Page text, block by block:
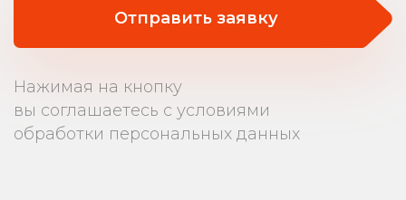
Отправить заявку
Нажимая на кнопку
вы соглашаетесь с условиями
обработки персональных данных